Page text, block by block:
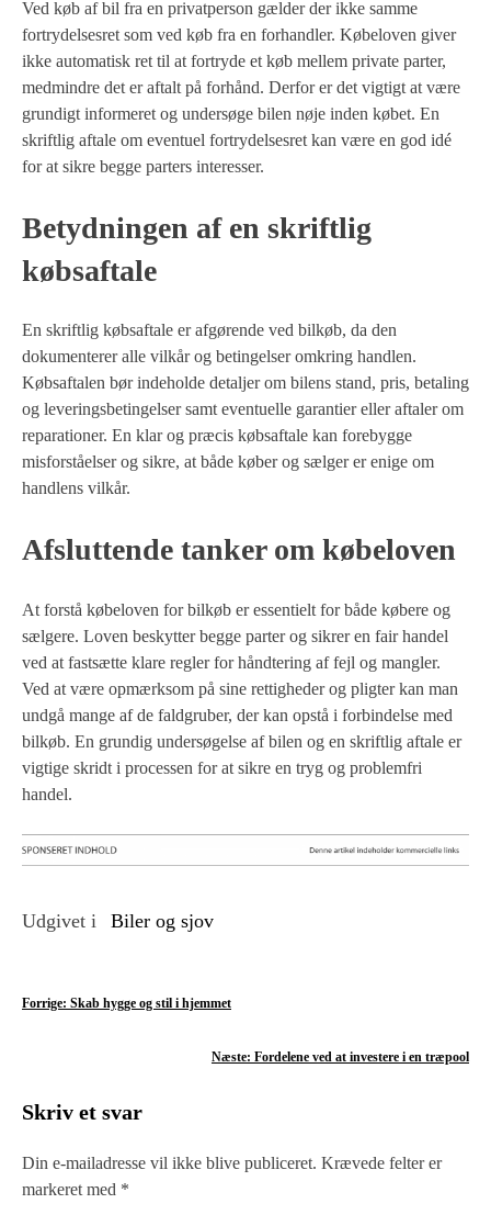
Ved køb af bil fra en privatperson gælder der ikke samme
fortrydelsesret som ved køb fra en forhandler. Købeloven giver
ikke automatisk ret til at fortryde et køb mellem private parter,
medmindre det er aftalt på forhånd. Derfor er det vigtigt at være
grundigt informeret og undersøge bilen nøje inden købet. En
skriftlig aftale om eventuel fortrydelsesret kan være en god idé
for at sikre begge parters interesser.
Betydningen af en skriftlig
købsaftale
En skriftlig købsaftale er afgørende ved bilkøb, da den
dokumenterer alle vilkår og betingelser omkring handlen.
Købsaftalen bør indeholde detaljer om bilens stand, pris, betaling
og leveringsbetingelser samt eventuelle garantier eller aftaler om
reparationer. En klar og præcis købsaftale kan forebygge
misforståelser og sikre, at både køber og sælger er enige om
handlens vilkår.
Afsluttende tanker om købeloven
At forstå købeloven for bilkøb er essentielt for både købere og
sælgere. Loven beskytter begge parter og sikrer en fair handel
ved at fastsætte klare regler for håndtering af fejl og mangler.
Ved at være opmærksom på sine rettigheder og pligter kan man
undgå mange af de faldgruber, der kan opstå i forbindelse med
bilkøb. En grundig undersøgelse af bilen og en skriftlig aftale er
vigtige skridt i processen for at sikre en tryg og problemfri
handel.
Udgivet i Biler og sjov
I
l
æ
Forrige: Skab hygge og stil i hjemmet
Næste: Fordelene ved at investere i en træpool
Skriv et svar
Din e-mailadresse vil ikke blive publiceret. Krævede felter er
markeret med *